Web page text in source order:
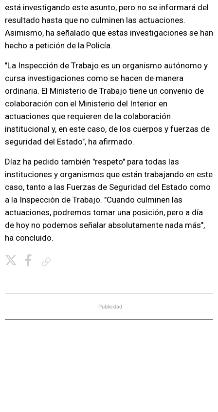
está investigando este asunto, pero no se informará del
resultado hasta que no culminen las actuaciones.
Asimismo, ha señalado que estas investigaciones se han
hecho a petición de la Policía.
"La Inspección de Trabajo es un organismo autónomo y
cursa investigaciones como se hacen de manera
ordinaria. El Ministerio de Trabajo tiene un convenio de
colaboración con el Ministerio del Interior en
actuaciones que requieren de la colaboración
institucional y, en este caso, de los cuerpos y fuerzas de
seguridad del Estado", ha afirmado.
Díaz ha pedido también "respeto" para todas las
instituciones y organismos que están trabajando en este
caso, tanto a las Fuerzas de Seguridad del Estado como
a la Inspección de Trabajo. "Cuando culminen las
actuaciones, podremos tomar una posición, pero a día
de hoy no podemos señalar absolutamente nada más",
ha concluido.
Publicidad